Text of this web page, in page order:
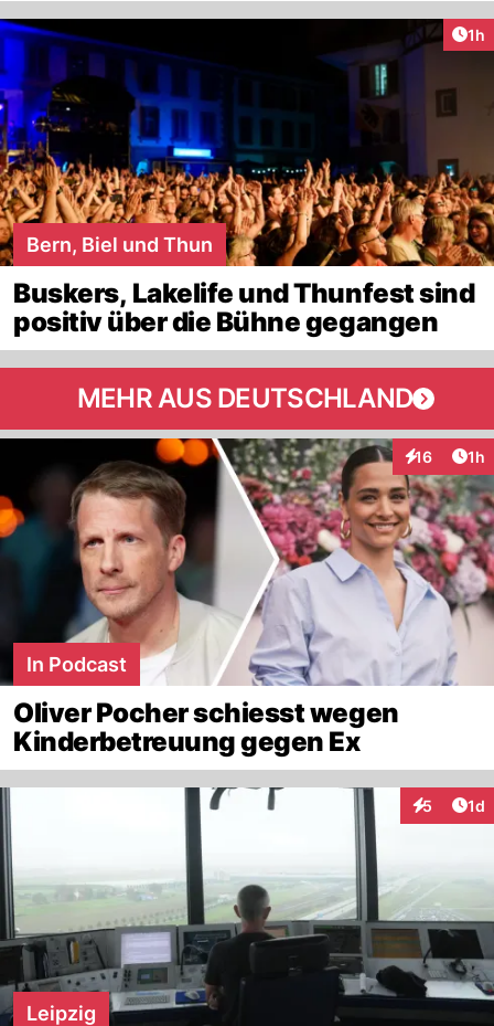
1h
Bern, Biel und Thun
Buskers, Lakelife und Thunfest sind
positiv über die Bühne gegangen
MEHR AUS DEUTSCHLAND
16 1h
In Podcast
Oliver Pocher schiesst wegen
Kinderbetreuung gegen Ex
5 1d
Leipzig